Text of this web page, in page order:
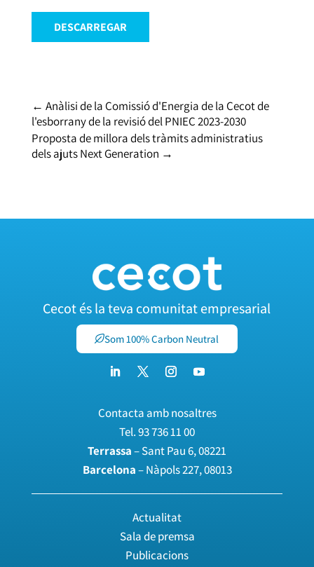
DESCARREGAR
← Anàlisi de la Comissió d'Energia de la Cecot de
l'esborrany de la revisió del PNIEC 2023-2030
Proposta de millora dels tràmits administratius
dels ajuts Next Generation →
Cecot és la teva comunitat empresarial
Som 100% Carbon Neutral
Contacta amb nosaltres
Tel.93 736 11 00
Terrassa– Sant Pau 6, 08221
Barcelona– Nàpols 227, 08013
Actualitat
Sala de premsa
Publicacions